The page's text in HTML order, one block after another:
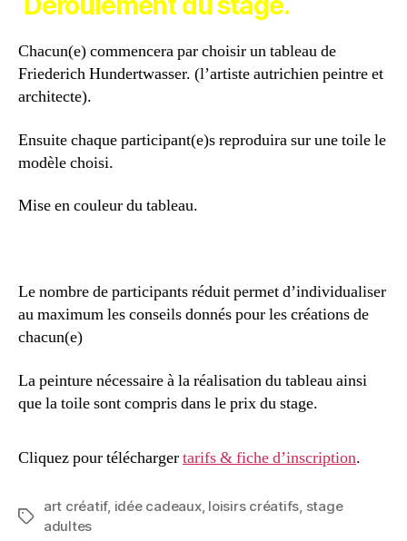
Chacun(e) commencera par choisir un tableau de
Friederich Hundertwasser. (l’artiste autrichien peintre et
architecte).
Ensuite chaque participant(e)s reproduira sur une toile le
modèle choisi.
Mise en couleur du tableau.
Le nombre de participants réduit permet d’individualiser
au maximum les conseils donnés pour les créations de
chacun(e)
La peinture nécessaire à la réalisation du tableau ainsi
que la toile sont compris dans le prix du stage.
Cliquez pour téléchargertarifs & fiche d’inscription.
art créatif, idée cadeaux, loisirs créatifs stage
adultes